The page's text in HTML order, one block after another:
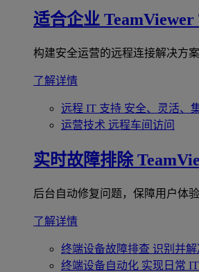
适合企业 TeamViewer
构建安全运营的远程连接解决方案
了解详情
远程 IT 支持 安全、灵活、
运营技术 远程车间访问
实时故障排除
后台自动修复问题，保障用户体验
了解详情
终端设备故障排查 识别并
终端设备自动化 实现日常